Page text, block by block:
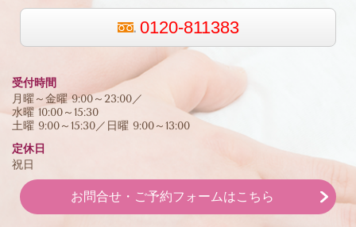
0120-811383
受付時間
月曜～金曜 9:00～23:00／
水曜 10:00～15:30
土曜 9:00～15:30／日曜 9:00～13:00
定休日
祝日
お問合せ・ご予約フォームはこちら